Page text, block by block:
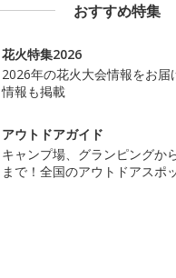
おすすめ特集
花火特集2026
2026年の花火大会情報をお届
情報も掲載
アウトドアガイド
キャンプ場、グランピングか
まで！全国のアウトドアスポ